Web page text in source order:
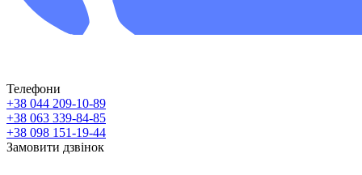
Телефони
+38 044 209-10-89
+38 063 339-84-85
+38 098 151-19-44
Замовити дзвінок